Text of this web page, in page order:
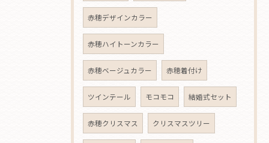
赤穂デザインカラー
赤穂ハイトーンカラー
赤穂ベージュカラー 赤穂着付け
ツインテール モコモコ 結婚式セット
赤穂クリスマス クリスマスツリー